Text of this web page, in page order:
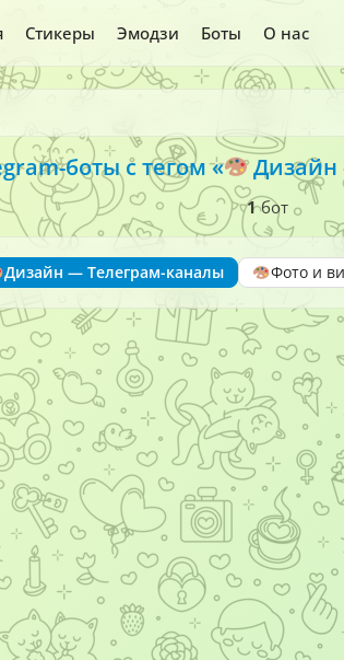
Стикеры Эмодзи Боты О нас
боты с тегом « Дизайн
1бот
Дизайн — Телеграм-каналы Фото и